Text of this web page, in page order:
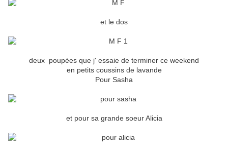
et le dos
deux poupées que j' essaie de terminer ce weekend
en petits coussins de lavande
Pour Sasha
et pour sa grande soeur Alicia